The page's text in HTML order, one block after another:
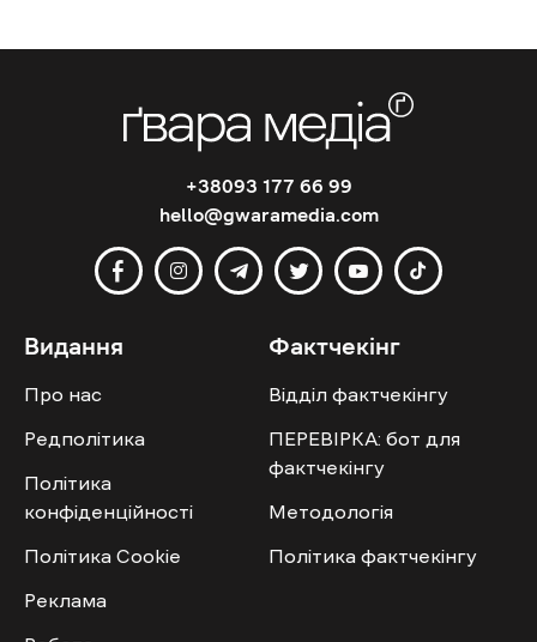
+38093 177 66 99
hello@gwaramedia.com
Видання
Про нас
Редполітика
Політика
конфіденційності
Політика Cookie
Реклама
Фактчекінг
Відділ фактчекінгу
ПЕРЕВІРКА: бот для
фактчекінгу
Методологія
Політика фактчекінгу